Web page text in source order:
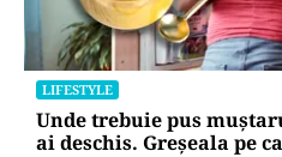
LIFESTYLE
Unde trebuie pus
ai deschis. Greșeala pe